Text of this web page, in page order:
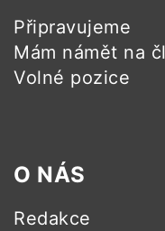
Připravujeme
Mám námět na
Volné pozice
O NÁS
Redakce